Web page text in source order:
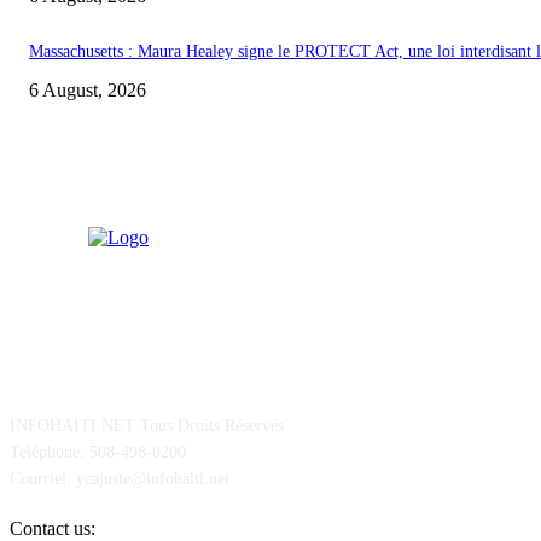
Massachusetts : Maura Healey signe le PROTECT Act, une loi
6 August, 2026
Contact us: